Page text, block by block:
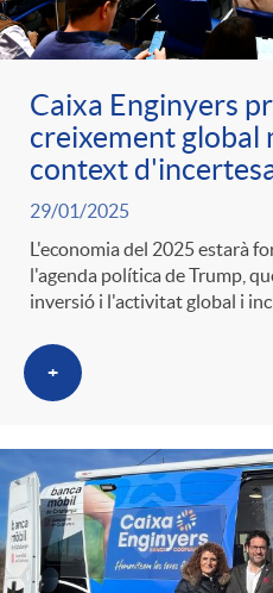
r
a
S
a
l
a
d
ó
p
e
r
c
a
t
e
t
e
n
i
d
o
A
n
l
i
c
a
d
r
d
Caixa Enginyers
creixement global
context
29/01/2025
L'economia del 2025 estarà
l'agenda política de Trump,
inversió i l'activitat global i
+